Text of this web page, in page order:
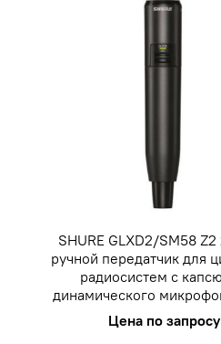
SHURE GLXD2/SM58 Z2
ручной передатчик для
радиосистем с
динамического
Цена по запросу